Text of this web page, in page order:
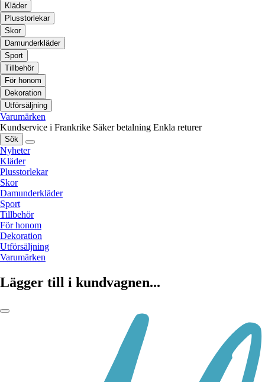
Kläder
Plusstorlekar
Skor
Damunderkläder
Sport
Tillbehör
För honom
Dekoration
Utförsäljning
Varumärken
Kundservice i Frankrike Säker betalning Enkla returer
Sök
Nyheter
Kläder
Plusstorlekar
Skor
Damunderkläder
Sport
Tillbehör
För honom
Dekoration
Utförsäljning
Varumärken
Lägger till i kundvagnen...